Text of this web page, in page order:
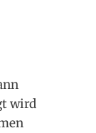
wird